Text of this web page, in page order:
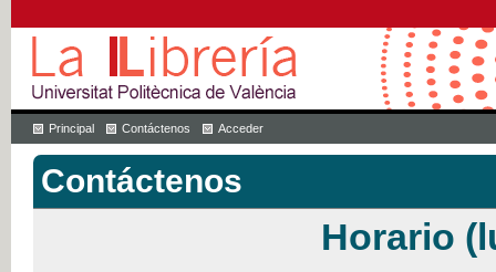
Principal Contáctenos Acceder
Contáctenos
Horario